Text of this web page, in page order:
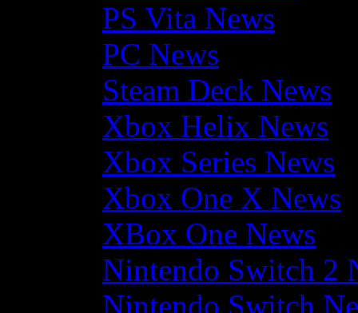
PS Vita News
PC News
Steam Deck News
Xbox Helix News
Xbox Series News
Xbox One X News
XBox One News
Nintendo Switch 2
Nintendo Switch